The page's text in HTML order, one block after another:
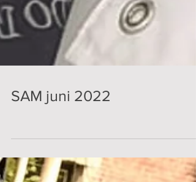
SAM juni 2022